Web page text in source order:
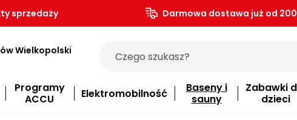
sprzedaży Darmowa dostawa już od
Wielkopolski
Programy
ACCU
Elektromobilność
Baseny i
sauny
Zabawki
dzieci